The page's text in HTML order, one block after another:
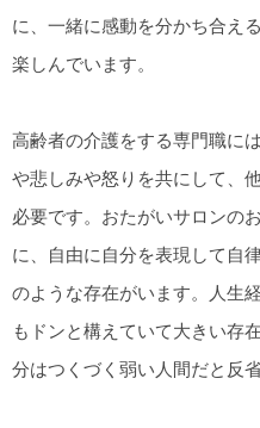
に、一緒に感動を分かち合え
楽しんでいます。
高齢者の介護をする専門職に
や悲しみや怒りを共にして、
必要です。おたがいサロンの
に、自由に自分を表現して自
のような存在がいます。人生
もドンと構えていて大きい存
分はつくづく弱い人間だと反省